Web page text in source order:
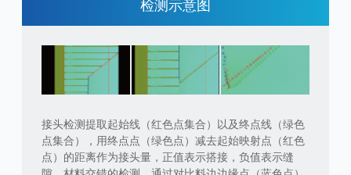
检测示意图
接头检测提取起始线（红色点集合）以及终点线（绿色
点集合），用终点点（绿色点）减去起始映射点（红色
点）的距离作为接头量，正值表示搭接，负值表示缝